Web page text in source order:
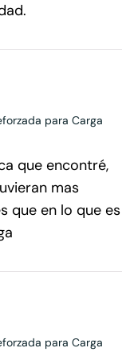
para Carga
que encontré,
mas
que en lo que es
para Carga